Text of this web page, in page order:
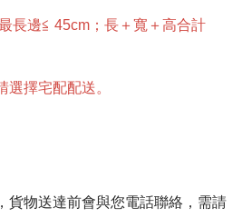
長邊≦ 45cm；長＋寬＋高合計
擇宅配配送。
貨物送達前會與您電話聯絡，需請